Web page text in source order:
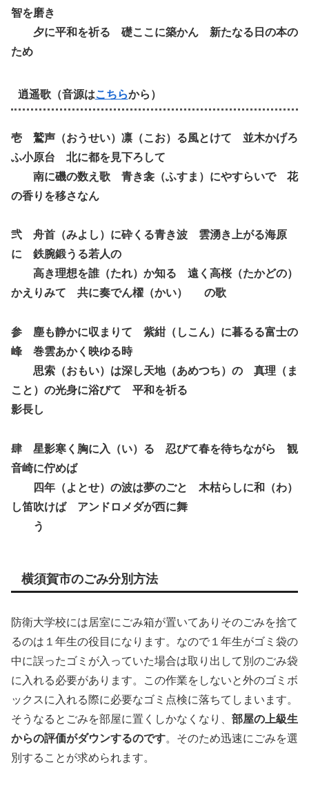
智を磨き
夕に平和を祈る 礎ここに築かん 新たなる日の本の
ため
逍遥歌（音源はこちらから）
壱 鷲声（おうせい）凛（こお）る風とけて 並木かげろ
ふ小原台 北に都を見下ろして
南に磯の数え歌 青き衾（ふすま）にやすらいで 花
の香りを移さなん
弐 舟首（みよし）に砕くる青き波 雲湧き上がる海原
に 鉄腕鍛うる若人の
高き理想を誰（たれ）か知る 遠く高桜（たかどの）
かえりみて 共に奏でん櫂（かい） の歌
参 塵も静かに収まりて 紫紺（しこん）に暮るる富士の
峰 巻雲あかく映ゆる時
思索（おもい）は深し天地（あめつち）の 真理（ま
こと）の光身に浴びて 平和を祈る
影長し
肆 星影寒く胸に入（い）る 忍びて春を待ちながら 観
音崎に佇めば
四年（よとせ）の波は夢のごと 木枯らしに和（わ）
し笛吹けば アンドロメダが西に舞
う
横須賀市のごみ分別方法
防衛大学校には居室にごみ箱が置いてありそのごみを捨て
るのは１年生の役目になります。なので１年生がゴミ袋の
中に誤ったゴミが入っていた場合は取り出して別のごみ袋
に入れる必要があります。この作業をしないと外のゴミボ
ックスに入れる際に必要なゴミ点検に落ちてしまいます。
そうなるとごみを部屋に置くしかなくなり、 部屋の上級生
からの評価がダウンするのです。そのため迅速にごみを選
別することが求められます。